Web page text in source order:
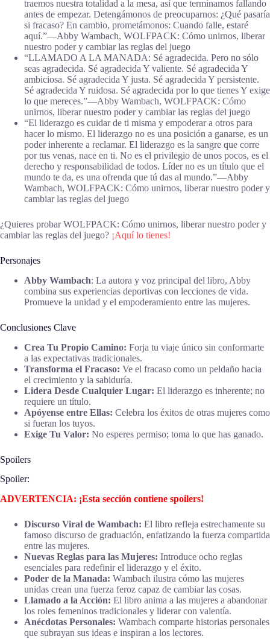
traemos nuestra totalidad a la mesa, así que terminamos fallando
antes de empezar. Detengámonos de preocuparnos: ¿Qué pasaría
si fracaso? En cambio, prometámonos: Cuando falle, estaré
aquí.”―Abby Wambach, WOLFPACK: Cómo unirnos, liberar
nuestro poder y cambiar las reglas del juego
“LLAMADO A LA MANADA: Sé agradecida. Pero no sólo
seas agradecida. Sé agradecida Y valiente. Sé agradecida Y
ambiciosa. Sé agradecida Y justa. Sé agradecida Y persistente.
Sé agradecida Y ruidosa. Sé agradecida por lo que tienes Y exige
lo que mereces.”―Abby Wambach, WOLFPACK: Cómo
unirnos, liberar nuestro poder y cambiar las reglas del juego
“El liderazgo es cuidar de ti misma y empoderar a otros para
hacer lo mismo. El liderazgo no es una posición a ganarse, es un
poder inherente a reclamar. El liderazgo es la sangre que corre
por tus venas, nace en ti. No es el privilegio de unos pocos, es el
derecho y responsabilidad de todos. Líder no es un título que el
mundo te da, es una ofrenda que tú das al mundo.”―Abby
Wambach, WOLFPACK: Cómo unirnos, liberar nuestro poder y
cambiar las reglas del juego
¿Quieres probar WOLFPACK: Cómo unirnos, liberar nuestro poder y
cambiar las reglas del juego? ¡Aquí lo tienes!
Personajes
Abby Wambach: La autora y voz principal del libro, Abby
combina sus experiencias deportivas con lecciones de vida.
Promueve la unidad y el empoderamiento entre las mujeres.
Conclusiones Clave
Crea Tu Propio Camino: Forja tu viaje único sin conformarte
a las expectativas tradicionales.
Transforma el Fracaso: Ve el fracaso como un peldaño hacia
el crecimiento y la sabiduría.
Lidera Desde Cualquier Lugar: El liderazgo es inherente; no
requiere un título.
Apóyense entre Ellas: Celebra los éxitos de otras mujeres como
si fueran los tuyos.
Exige Tu Valor: No esperes permiso; toma lo que has ganado.
Spoilers
Spoiler:
ADVERTENCIA: ¡Esta sección contiene spoilers!
Discurso Viral de Wambach: El libro refleja estrechamente su
famoso discurso de graduación, enfatizando la fuerza compartida
entre las mujeres.
Nuevas Reglas para las Mujeres: Introduce ocho reglas
esenciales para redefinir el liderazgo y el éxito.
Poder de la Manada: Wambach ilustra cómo las mujeres
unidas crean una fuerza feroz capaz de cambiar las cosas.
Llamado a la Acción: El libro anima a las mujeres a abandonar
los roles femeninos tradicionales y liderar con valentía.
Anécdotas Personales: Wambach comparte historias personales
que subrayan sus ideas e inspiran a los lectores.